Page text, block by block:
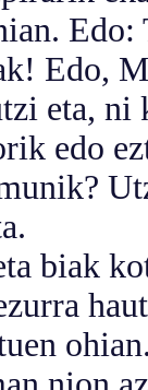
Edo,
eta,
edo